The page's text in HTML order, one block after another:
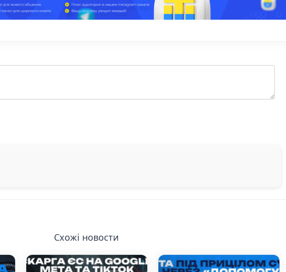
Схожі новости